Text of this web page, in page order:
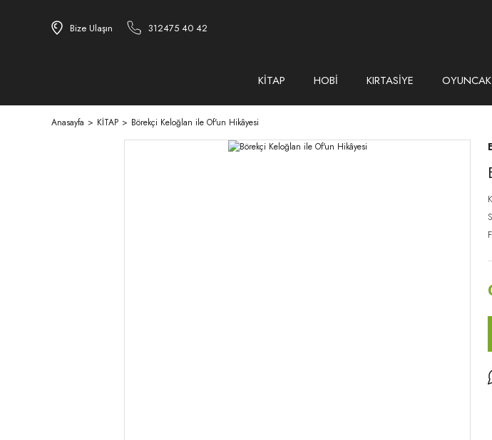
Bize Ulaşın 312475 40 42
KİTAP HOBİ KIRTASİYE OYUNCAK
Anasayfa KİTAP Börekçi Keloğlan ile Of'un Hikâyesi